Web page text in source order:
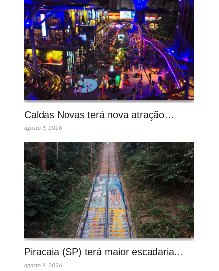
Caldas Novas terá nova atração…
agosto 9, 2026
Piracaia (SP) terá maior escadaria…
agosto 9, 2026